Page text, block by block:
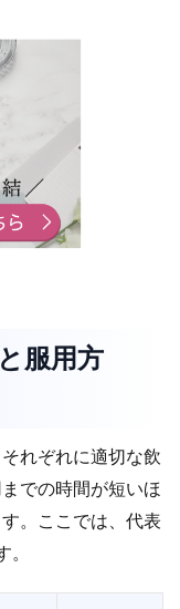
服用方
れぞれに適切な飲
での時間が短いほ
。ここでは、代表
。